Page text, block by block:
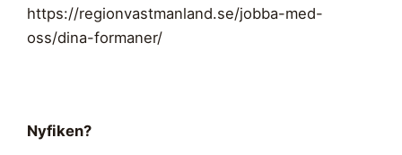
https://regionvastmanland.se/jobba-med-
oss/dina-formaner/
Nyfiken?